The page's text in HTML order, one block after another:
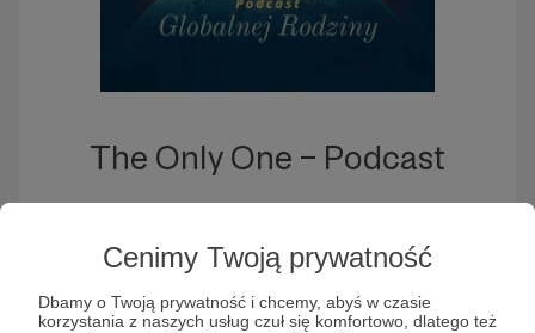
Cenimy Twoją prywatność
Dbamy o Twoją prywatność i chcemy, abyś w czasie
korzystania z naszych usług czuł się komfortowo, dlatego też
The Only One – Podcast
Globalnej Rodziny
Słuchaj The Only One – Podcast Globalnej
Rodziny w aplikacji Patronite Audio